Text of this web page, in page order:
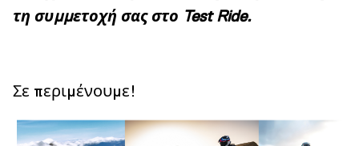
τη συμμετοχή σας στο Test Ride.
Σε περιμένουμε!